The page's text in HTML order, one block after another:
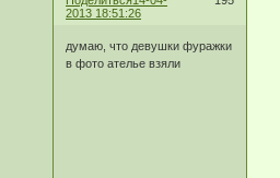
2013 18:51:26
думаю, что девушки фуражки
в фото ателье взяли